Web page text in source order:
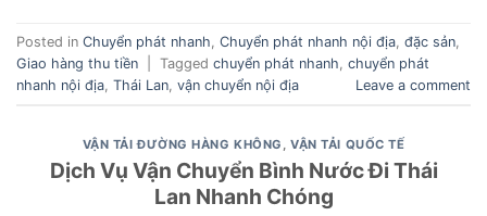
Posted in Chuyển phát nhanh Chuyển phát nhanh nội địa đặc sản
Giao hàng thu tiền
Tagged chuyển phát nhanh chuyển phát
nhanh nội địa Thái Lan vận chuyển nội địa Leave a comment
VẬN TẢI ĐƯỜNG HÀNG KHÔNG ,VẬN TẢI QUỐC TẾ
Dịch Vụ Vận Chuyển Bình Nước Đi Thái
Lan Nhanh Chóng